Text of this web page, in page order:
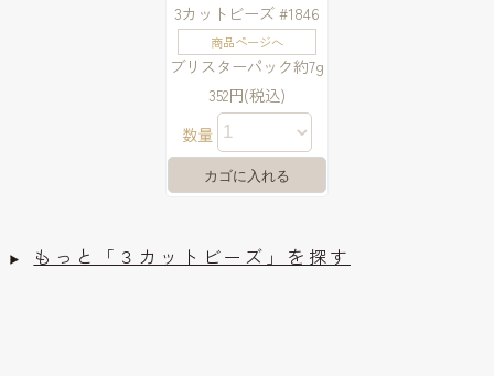
3カットビーズ #1846
商品ページへ
ブリスターパック約7g
352円(税込)
数量
もっと「３カットビーズ」を探す